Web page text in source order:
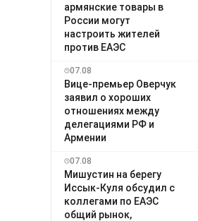
армянские товары в
России могут
настроить жителей
против ЕАЭС
07.08
Вице-премьер Оверчук
заявил о хороших
отношениях между
делегациями РФ и
Армении
07.08
Мишустин на берегу
Иссык-Куля обсудил с
коллегами по ЕАЭС
общий рынок,